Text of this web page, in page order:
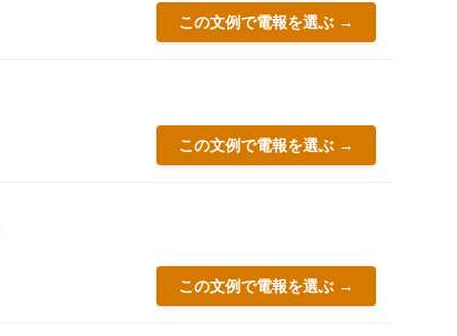
この文例で電報を選ぶ →
この文例で電報を選ぶ →
この文例で電報を選ぶ →